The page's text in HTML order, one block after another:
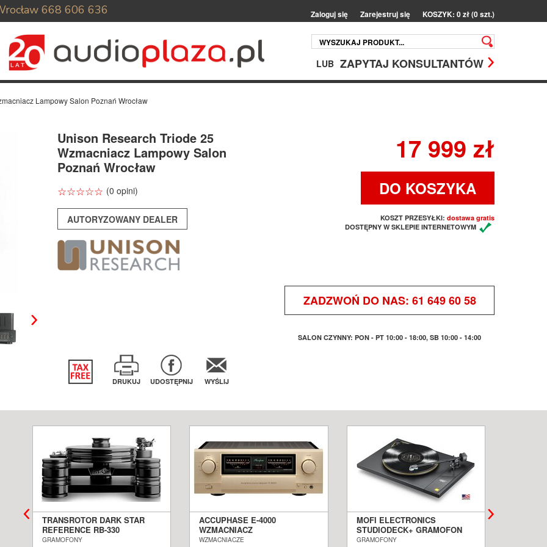
668 606 636 Zaloguj się Zarejestruj się KOSZYK: 0 zł (0 szt.)
LUB ZAPYTAJ KONSULTANTÓW
Lampowy Salon Poznań Wrocław
Unison Research Triode 25
Wzmacniacz Lampowy Salon
Poznań Wrocław
☆☆☆☆☆
★★★★★ (0 opini)
AUTORYZOWANY DEALER
17 999 zł
DO KOSZYKA
KOSZT PRZESYŁKI: dostawa gratis
DOSTĘPNY W SKLEPIE INTERNETOWYM
ZADZWOŃ DO NAS: 61 649 60 58
SALON CZYNNY: PON - PT 10:00 - 18:00, SB 10:00 - 14:00
DRUKUJ UDOSTĘPNIJ WYŚLIJ
TRANSROTOR DARK STAR
REFERENCE RB-330
GRAMOFON ANALOGOWY
GRAMOFONY
ACCUPHASE E-4000
WZMACNIACZ
ZINTEGROWANY SALON
WZMACNIACZE
MOFI ELECTRONICS
STUDIODECK+ GRAMOFON
SALON POZNAŃ WROCŁAW
GRAMOFONY